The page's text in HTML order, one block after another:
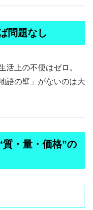
問題なし
活上の不便はゼロ。
語の壁」がないのは大
・量・価格”の